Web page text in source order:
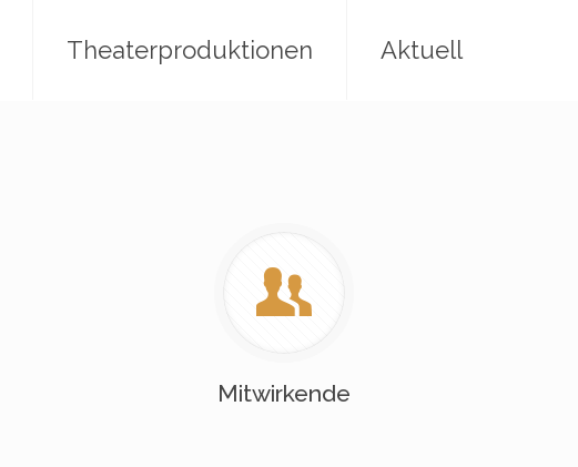
Theaterproduktionen Aktuell
Mitwirkende